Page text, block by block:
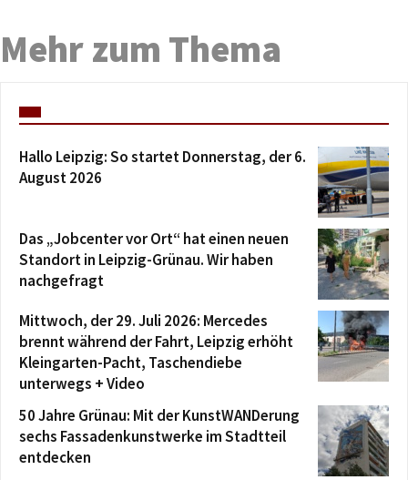
Mehr zum Thema
Hallo Leipzig: So startet Donnerstag, der 6.
August 2026
Das „Jobcenter vor Ort“ hat einen neuen
Standort in Leipzig-Grünau. Wir haben
nachgefragt
Mittwoch, der 29. Juli 2026: Mercedes
brennt während der Fahrt, Leipzig erhöht
Kleingarten-Pacht, Taschendiebe
unterwegs + Video
50 Jahre Grünau: Mit der KunstWANDerung
sechs Fassadenkunstwerke im Stadtteil
entdecken